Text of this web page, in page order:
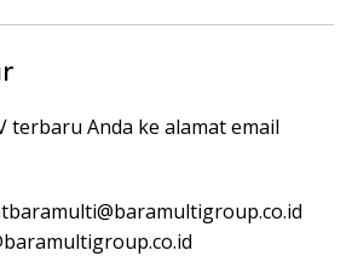
terbaru Anda ke alamat email